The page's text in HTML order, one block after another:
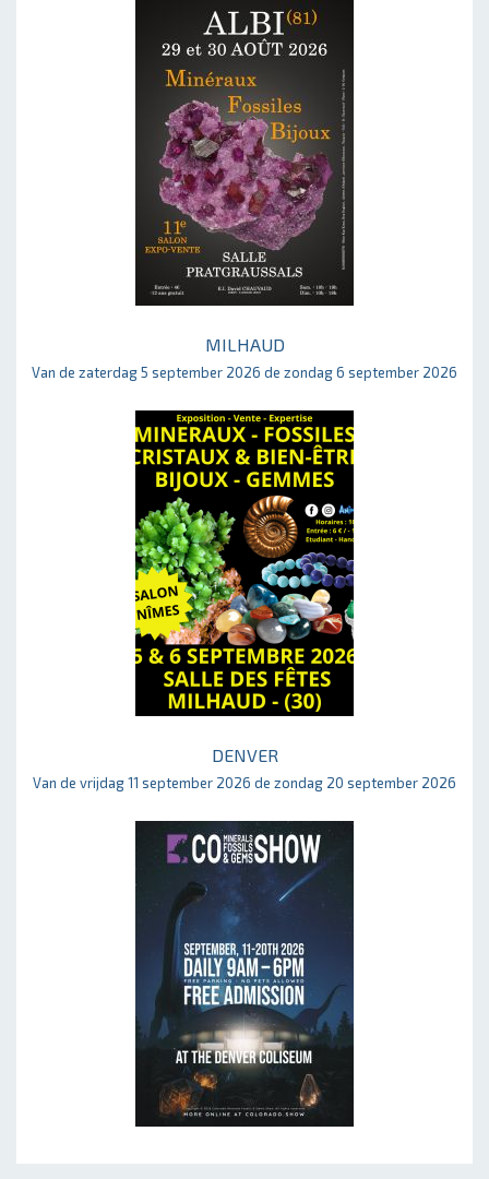
MILHAUD
Van de zaterdag 5 september 2026 de zondag 6 september 2026
DENVER
Van de vrijdag 11 september 2026 de zondag 20 september 2026